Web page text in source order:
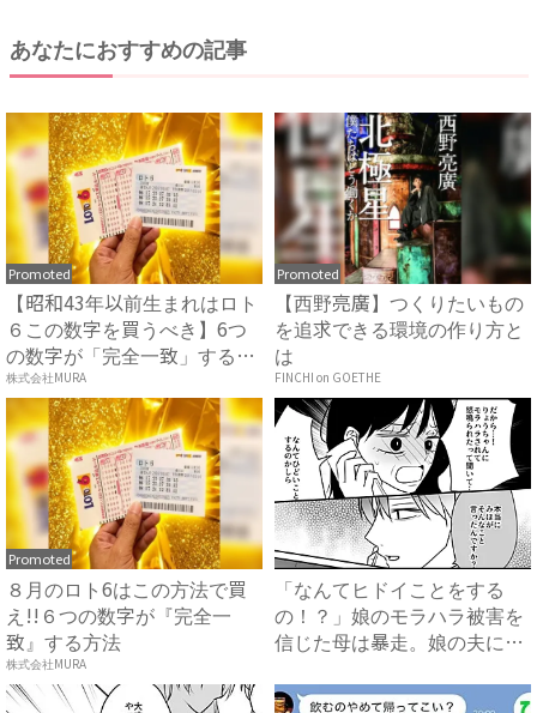
あなたにおすすめの記事
Promoted
【昭和43年以前生まれはロト
６この数字を買うべき】6つ
の数字が「完全一致」する
方...
株式会社MURA
Promoted
【西野亮廣】つくりたいもの
を追求できる環境の作り方と
は
FINCHI on GOETHE
Promoted
８月のロト6はこの方法で買
え!!６つの数字が『完全一
致』する方法
株式会社MURA
「なんてヒドイことをする
の！？」娘のモラハラ被害を
信じた母は暴走。娘の夫に電